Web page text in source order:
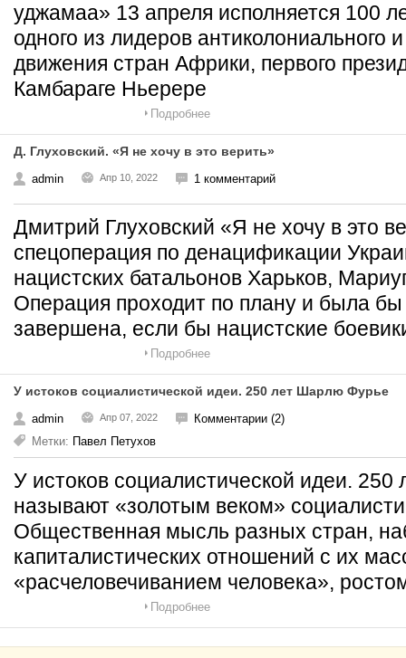
уджамаа» 13 апреля исполняется 100
одного из лидеров антиколониального
движения стран Африки, первого
Камбараге Ньерере
Подробнее
Д. Глуховский. «Я не хочу в это верить»
admin Апр 10, 2022 1 комментарий
Дмитрий Глуховский «Я не хочу в это
спецоперация по денацификации
нацистских батальонов Харьков,
Операция проходит по плану и была
завершена, если бы нацистские
Подробнее
У истоков социалистической идеи. 250 лет Шарлю Фурье
admin Апр 07, 2022
Комментарии (2)
Метки: Павел Петухов
У истоков социалистической идеи.
называют «золотым веком»
Общественная мысль разных стран,
капиталистических отношений с их
«расчеловечиванием человека»,
Подробнее